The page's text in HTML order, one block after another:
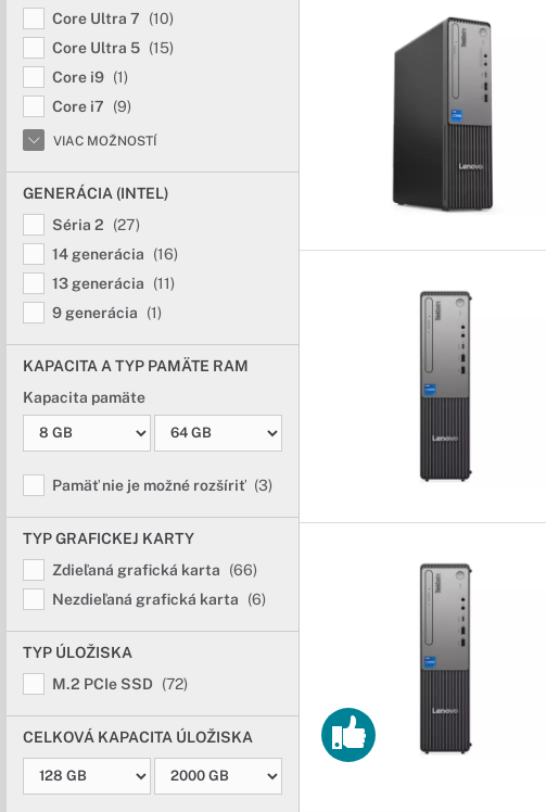
Core Ultra 7
(10)
Core Ultra 5 (15)
Core i9 (1)
Core i7
(9)
VIAC MOŽNOSTÍ
GENERÁCIA (INTEL)
Séria 2
(27)
14 generácia
(16)
13 generácia
(11)
9 generácia
(1)
KAPACITA A TYP PAMÄTE RAM
Kapacita pamäte
Pamäť nie je možné rozšíriť (3)
TYP GRAFICKEJ KARTY
Zdieľaná grafická karta
(66)
Nezdieľaná grafická karta
(6)
TYP ÚLOŽISKA
M.2 PCIe SSD (72)
CELKOVÁ KAPACITA ÚLOŽISKA